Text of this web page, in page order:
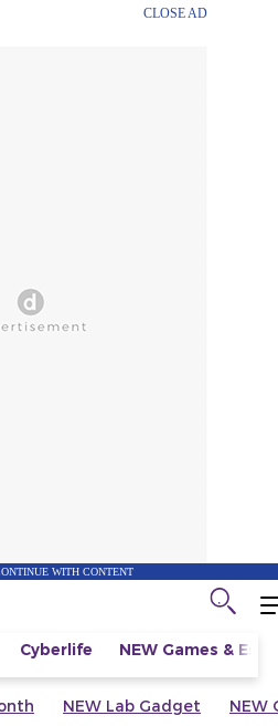
CLOSE AD
WITH CONTENT
Cyberlife NEW Games &
NEW Lab Gadget NEW